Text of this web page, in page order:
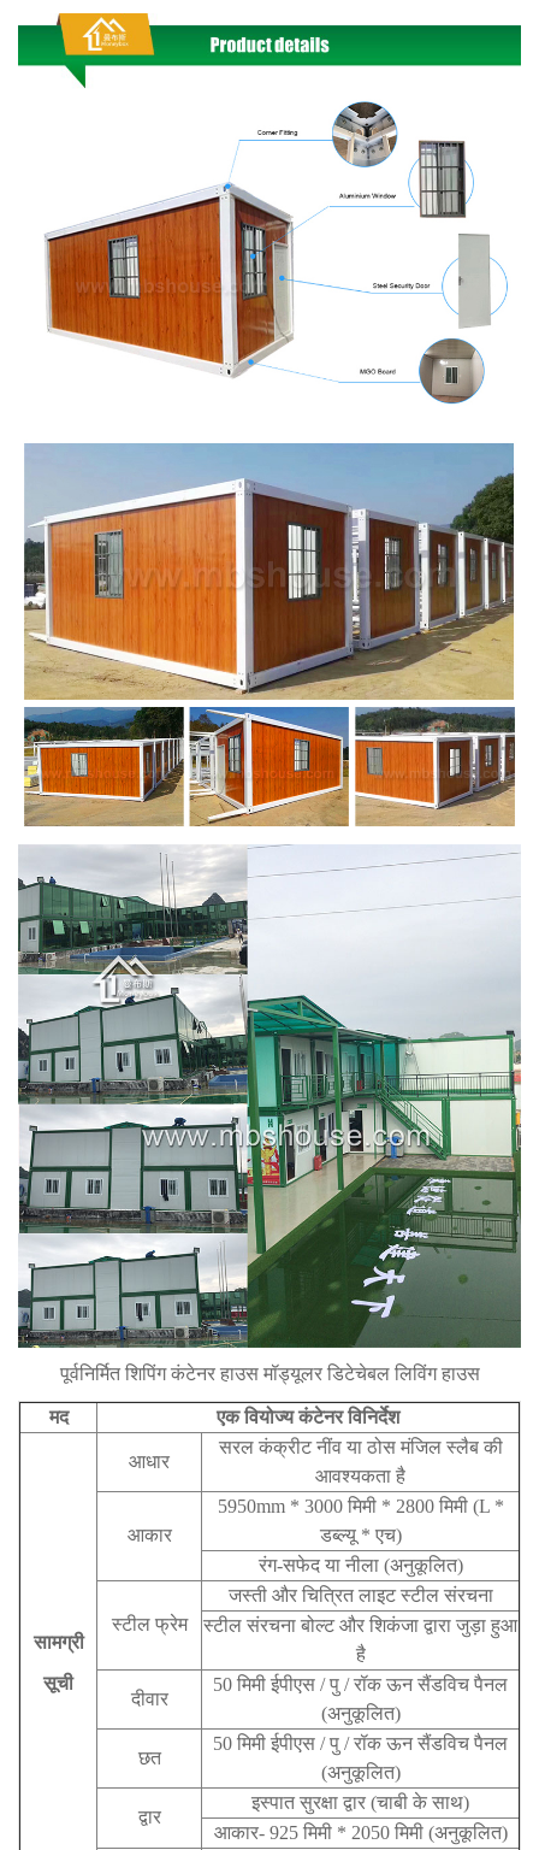
पूर्वनिर्मित शिपिंग कंटेनर हाउस मॉड्यूलर डिटेचेबल लिविंग हाउस
मद एक वियोज्य कंटेनर विनिर्देश
सामग्री
सूची
आधार
सरल कंक्रीट नींव या ठोस मंजिल स्लैब की
आवश्यकता है
आकार
5950mm * 3000 मिमी * 2800 मिमी (L *
डब्ल्यू * एच)
रंग-सफेद या नीला (अनुकूलित)
स्टील फ्रेम
जस्ती और चित्रित लाइट स्टील संरचना
स्टील संरचना बोल्ट और शिकंजा द्वारा जुड़ा हुआ
है
दीवार
50 मिमी ईपीएस / पु / रॉक ऊन सैंडविच पैनल
(अनुकूलित)
छत
50 मिमी ईपीएस / पु / रॉक ऊन सैंडविच पैनल
(अनुकूलित)
द्वार
इस्पात सुरक्षा द्वार (चाबी के साथ)
आकार- 925 मिमी * 2050 मिमी (अनुकूलित)